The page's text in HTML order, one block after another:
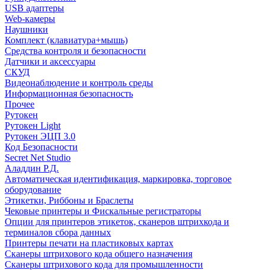
USB адаптеры
Web-камеры
Наушники
Комплект (клавиатура+мышь)
Средства контроля и безопасности
Датчики и аксессуары
СКУД
Видеонаблюдение и контроль среды
Информационная безопасность
Прочее
Рутокен
Рутокен Light
Рутокен ЭЦП 3.0
Код Безопасности
Secret Net Studio
Аладдин Р.Д.
Автоматическая идентификация, маркировка, торговое
оборудование
Этикетки, Риббоны и Браслеты
Чековые принтеры и Фискальные регистраторы
Опции для принтеров этикеток, сканеров штрихкода и
терминалов сбора данных
Принтеры печати на пластиковых картах
Сканеры штрихового кода общего назначения
Сканеры штрихового кода для промышленности